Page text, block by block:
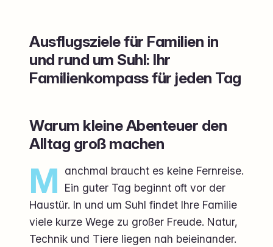
Ausflugsziele für Familien in
und rund um Suhl: Ihr
Familienkompass für jeden Tag
Warum kleine Abenteuer den
Alltag groß machen
M
anchmal braucht es keine Fernreise.
Ein guter Tag beginnt oft vor der
Haustür. In und um Suhl findet Ihre Familie
viele kurze Wege zu großer Freude. Natur,
Technik und Tiere liegen nah beieinander.